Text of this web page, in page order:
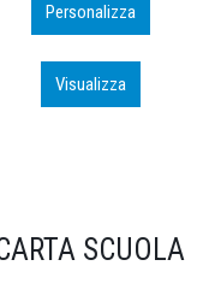
Personalizza
Visualizza
SCUOLA